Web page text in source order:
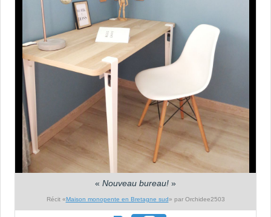
« Nouveau bureau! »
Récit «Maison monopente en Bretagne sud» par Orchidee2503